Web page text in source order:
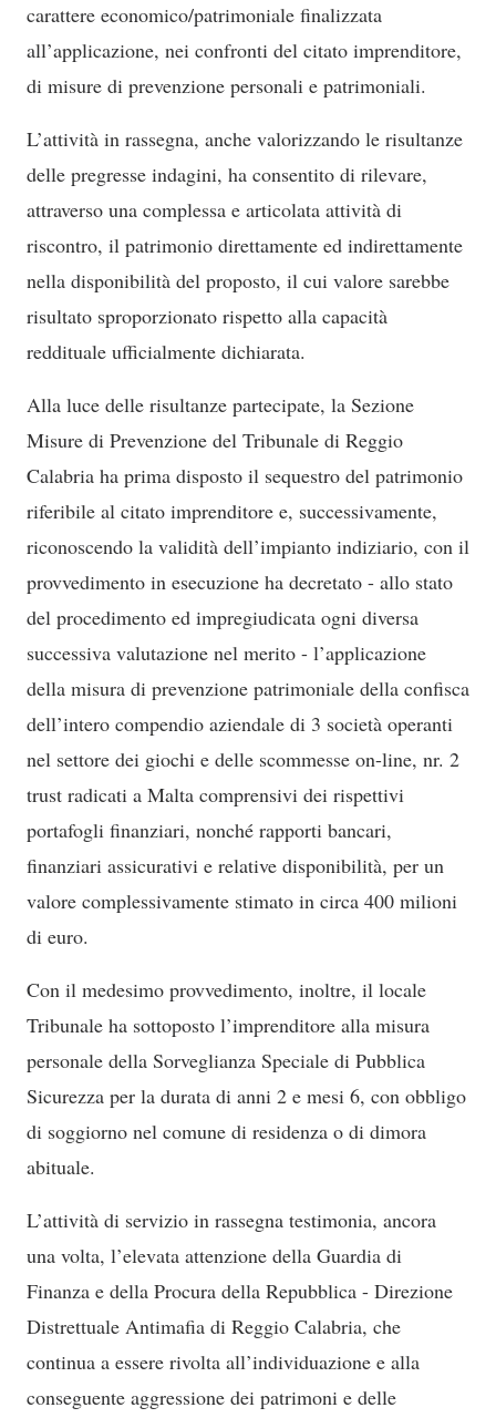
carattere economico/patrimoniale finalizzata
all’applicazione, nei confronti del citato imprenditore,
di misure di prevenzione personali e patrimoniali.
L’attività in rassegna, anche valorizzando le risultanze
delle pregresse indagini, ha consentito di rilevare,
attraverso una complessa e articolata attività di
riscontro, il patrimonio direttamente ed indirettamente
nella disponibilità del proposto, il cui valore sarebbe
risultato sproporzionato rispetto alla capacità
reddituale ufficialmente dichiarata.
Alla luce delle risultanze partecipate, la Sezione
Misure di Prevenzione del Tribunale di Reggio
Calabria ha prima disposto il sequestro del patrimonio
riferibile al citato imprenditore e, successivamente,
riconoscendo la validità dell’impianto indiziario, con il
provvedimento in esecuzione ha decretato - allo stato
del procedimento ed impregiudicata ogni diversa
successiva valutazione nel merito - l’applicazione
della misura di prevenzione patrimoniale della confisca
dell’intero compendio aziendale di 3 società operanti
nel settore dei giochi e delle scommesse on-line, nr. 2
trust radicati a Malta comprensivi dei rispettivi
portafogli finanziari, nonché rapporti bancari,
finanziari assicurativi e relative disponibilità, per un
valore complessivamente stimato in circa 400 milioni
di euro.
Con il medesimo provvedimento, inoltre, il locale
Tribunale ha sottoposto l’imprenditore alla misura
personale della Sorveglianza Speciale di Pubblica
Sicurezza per la durata di anni 2 e mesi 6, con obbligo
di soggiorno nel comune di residenza o di dimora
abituale.
L’attività di servizio in rassegna testimonia, ancora
una volta, l’elevata attenzione della Guardia di
Finanza e della Procura della Repubblica - Direzione
Distrettuale Antimafia di Reggio Calabria, che
continua a essere rivolta all’individuazione e alla
conseguente aggressione dei patrimoni e delle